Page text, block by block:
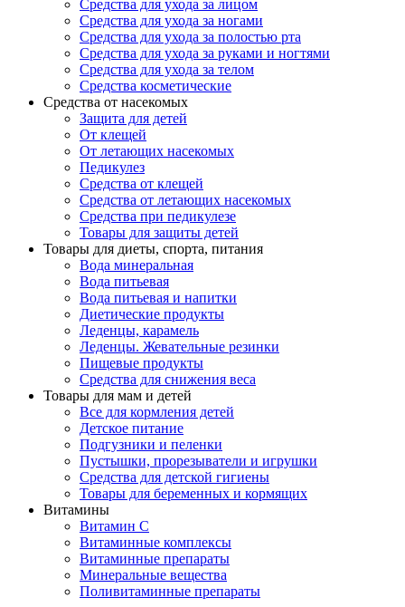
Средства для ухода за лицом
Средства для ухода за ногами
Средства для ухода за полостью рта
Средства для ухода за руками и ногтями
Средства для ухода за телом
Средства косметические
Средства от насекомых
Защита для детей
От клещей
От летающих насекомых
Педикулез
Средства от клещей
Средства от летающих насекомых
Средства при педикулезе
Товары для защиты детей
Товары для диеты, спорта, питания
Вода минеральная
Вода питьевая
Вода питьевая и напитки
Диетические продукты
Леденцы, карамель
Леденцы. Жевательные резинки
Пищевые продукты
Средства для снижения веса
Товары для мам и детей
Все для кормления детей
Детское питание
Подгузники и пеленки
Пустышки, прорезыватели и игрушки
Средства для детской гигиены
Товары для беременных и кормящих
Витамины
Витамин С
Витаминные комплексы
Витаминные препараты
Минеральные вещества
Поливитаминные препараты